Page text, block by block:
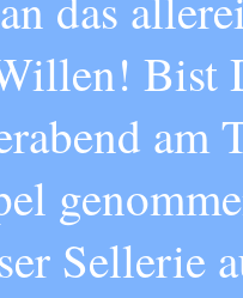
Bist
am
Sellerie